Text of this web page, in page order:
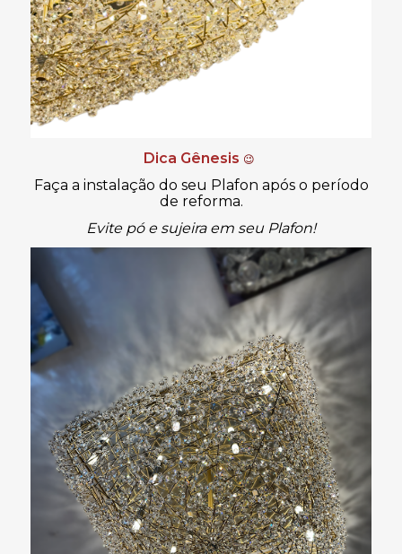
Dica Gênesis 😉
Faça a instalação do seu Plafon após o período
de reforma.
Evite pó e sujeira em seu Plafon!